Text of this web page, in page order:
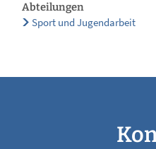
Abteilungen
Sport und Jugendarbeit